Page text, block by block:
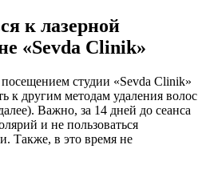
к лазерной
«Sevda Clinik»
посещением студии «Sevda Clinik»
к другим методам удаления волос
Важно, за 14 дней до сеанса
и не пользоваться
Также, в это время не